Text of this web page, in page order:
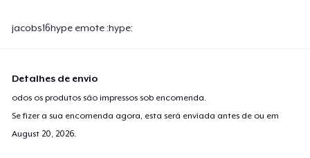
jacobs16hype emote :hype:
Detalhes de envio
odos os produtos são impressos sob encomenda.
Se fizer a sua encomenda agora, esta será enviada antes de ou em
August 20, 2026